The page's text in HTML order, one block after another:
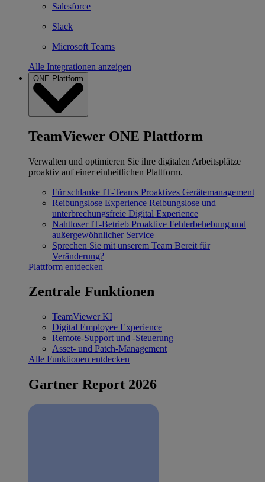
Salesforce
Slack
Microsoft Teams
Alle Integrationen anzeigen
ONE Plattform
TeamViewer ONE Plattform
Verwalten und optimieren Sie ihre digitalen Arbeitsplätze
proaktiv auf einer einheitlichen Plattform.
Für schlanke IT‐Teams Proaktives Gerätemanagement
Reibungslose Experience Reibungslose und
unterbrechungsfreie Digital Experience
Nahtloser IT-Betrieb Proaktive Fehlerbehebung und
außergewöhnlicher Service
Sprechen Sie mit unserem Team Bereit für
Veränderung?
Plattform entdecken
Zentrale Funktionen
TeamViewer KI
Digital Employee Experience
Remote-Support und -Steuerung
Asset- und Patch-Management
Alle Funktionen entdecken
Gartner Report 2026